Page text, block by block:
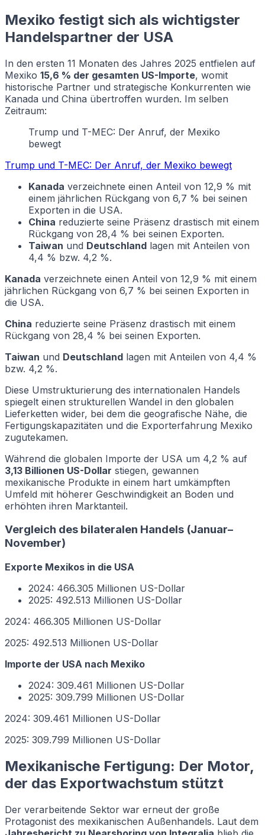
Mexiko festigt sich als wichtigster
Handelspartner der USA
In den ersten 11 Monaten des Jahres 2025 entfielen auf
Mexiko 15,6 % der gesamten US-Importe, womit
historische Partner und strategische Konkurrenten wie
Kanada und China übertroffen wurden. Im selben
Zeitraum:
Trump und T-MEC: Der Anruf, der Mexiko
bewegt
Trump und T-MEC: Der Anruf, der Mexiko bewegt
Kanada verzeichnete einen Anteil von 12,9 % mit
einem jährlichen Rückgang von 6,7 % bei seinen
Exporten in die USA.
China reduzierte seine Präsenz drastisch mit einem
Rückgang von 28,4 % bei seinen Exporten.
Taiwan und Deutschland lagen mit Anteilen von
4,4 % bzw. 4,2 %.
Kanada verzeichnete einen Anteil von 12,9 % mit einem
jährlichen Rückgang von 6,7 % bei seinen Exporten in
die USA.
China reduzierte seine Präsenz drastisch mit einem
Rückgang von 28,4 % bei seinen Exporten.
Taiwan und Deutschland lagen mit Anteilen von 4,4 %
bzw. 4,2 %.
Diese Umstrukturierung des internationalen Handels
spiegelt einen strukturellen Wandel in den globalen
Lieferketten wider, bei dem die geografische Nähe, die
Fertigungskapazitäten und die Exporterfahrung Mexiko
zugutekamen.
Während die globalen Importe der USA um 4,2 % auf
3,13 Billionen US-Dollar stiegen, gewannen
mexikanische Produkte in einem hart umkämpften
Umfeld mit höherer Geschwindigkeit an Boden und
erhöhten ihren Marktanteil.
Vergleich des bilateralen Handels (Januar–
November)
Exporte Mexikos in die USA
2024: 466.305 Millionen US-Dollar
2025: 492.513 Millionen US-Dollar
2024: 466.305 Millionen US-Dollar
2025: 492.513 Millionen US-Dollar
Importe der USA nach Mexiko
2024: 309.461 Millionen US-Dollar
2025: 309.799 Millionen US-Dollar
2024: 309.461 Millionen US-Dollar
2025: 309.799 Millionen US-Dollar
Mexikanische Fertigung: Der Motor,
der das Exportwachstum stützt
Der verarbeitende Sektor war erneut der große
Protagonist des mexikanischen Außenhandels. Laut dem